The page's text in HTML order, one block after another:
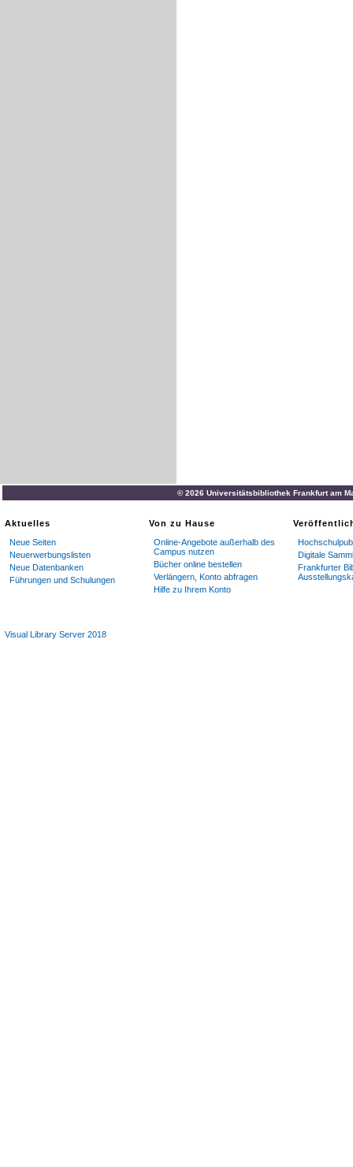
© 2026 Universitätsbibliothek Frankfurt am
Aktuelles
Neue Seiten
Neuerwerbungslisten
Neue Datenbanken
Führungen und Schulungen
Von zu Hause
Online-Angebote außerhalb des
Campus nutzen
Bücher online bestellen
Verlängern, Konto abfragen
Hilfe zu Ihrem Konto
Digitale
Frankfurter
Visual Library Server 2018